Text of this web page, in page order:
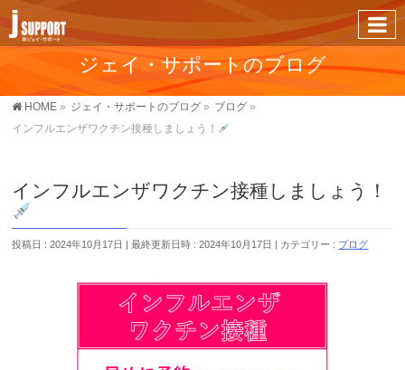
ジェイ・サポートのブログ
HOME » ジェイ・サポートのブログ » ブログ »
インフルエンザワクチン接種しましょう！
インフルエンザワクチン接種しましょう！
投稿日 : 2024年10月17日 最終更新日時 : 2024年10月17日 カテゴリー : ブログ